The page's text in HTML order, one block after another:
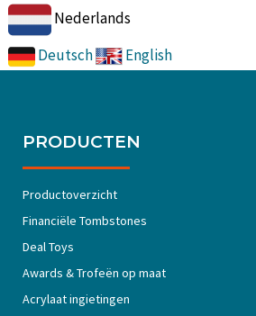
Nederlands
Deutsch
English
PRODUCTEN
Productoverzicht
Financiële Tombstones
Deal Toys
Awards & Trofeën op maat
Acrylaat ingietingen